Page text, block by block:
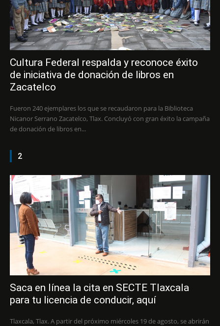
Cultura Federal respalda y reconoce éxito
de iniciativa de donación de libros en
Zacatelco
Fueron 240 ejemplares los que se recaudaron para la Biblioteca
Nicanor Serrano Zacatelco, Tlax. Concluyó con gran éxito la campaña
de donación de libros en...
2
Saca en línea la cita en SECTE Tlaxcala
para tu licencia de conducir, aquí
Tlaxcala, Tlax. A partir del próximo miércoles 19 de agosto, se abrirán